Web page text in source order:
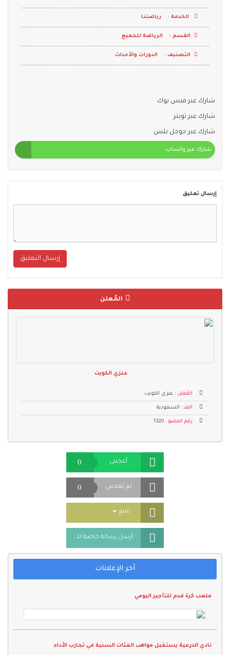
الخدمة : رياضتنـا
القسم : الرياضة للجميع
التصنيف : الدورات والأحداث
شارك عبر فيس بوك
شارك عبر تويتر
شارك عبر جوجل بلس
شارك عبر واتساب
إرسال تعليق
إرسال التعليق
المُعلن
عنزي الكويت
المُعلن : عنزي الكويت
البلد : السعودية
رقم العضو : 1320
أعجبنى 0
لم يُعجبنى 0
تبليغ Toggle Dropdown
أرسل رسالة خاصة للمُعلن
آخر الإعلانات
ملعب كرة قدم للتأجير اليومي
نادي الدرعية يستقبل مواهب الفئات السنية في تجارب الأداء